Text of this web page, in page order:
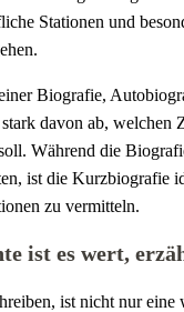
Stationen und
Biografie,
davon ab, welchen
Während die
ist die Kurzbiografie
zu vermitteln.
ist es wert,
ist nicht nur eine